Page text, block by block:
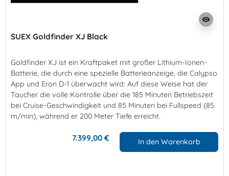
visibility
SUEX Goldfinder XJ Black
Goldfinder XJ ist ein Kraftpaket mit großer Lithium-Ionen-
Batterie, die durch eine spezielle Batterieanzeige, die Calypso
App und Eron D-1 überwacht wird: Auf diese Weise hat der
Taucher die volle Kontrolle über die 185 Minuten Betriebszeit
bei Cruise-Geschwindigkeit und 85 Minuten bei Fullspeed (85
m/min), während er 200 Meter Tiefe erreicht.
7.399,00 € In den Warenkorb